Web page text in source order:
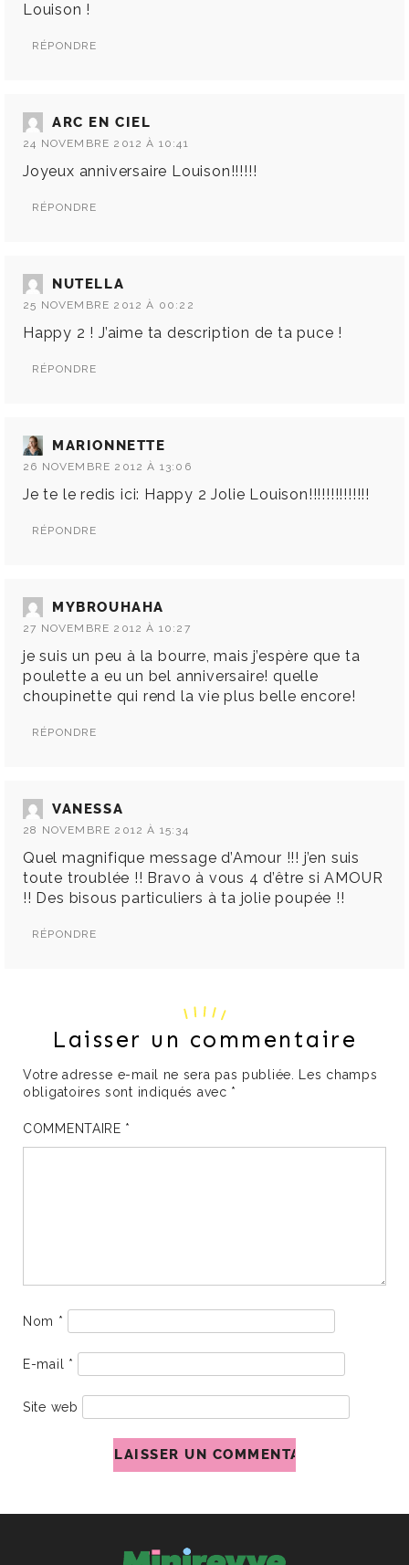
Louison !
RÉPONDRE
ARC EN CIEL
24 NOVEMBRE 2012 À 10:41
Joyeux anniversaire Louison!!!!!!
RÉPONDRE
NUTELLA
25 NOVEMBRE 2012 À 00:22
Happy 2 ! J’aime ta description de ta puce !
RÉPONDRE
MARIONNETTE
26 NOVEMBRE 2012 À 13:06
Je te le redis ici: Happy 2 Jolie Louison!!!!!!!!!!!!!!
RÉPONDRE
MYBROUHAHA
27 NOVEMBRE 2012 À 10:27
je suis un peu à la bourre, mais j’espère que ta
poulette a eu un bel anniversaire! quelle
choupinette qui rend la vie plus belle encore!
RÉPONDRE
VANESSA
28 NOVEMBRE 2012 À 15:34
Quel magnifique message d’Amour !!! j’en suis
toute troublée !! Bravo à vous 4 d’être si AMOUR
!! Des bisous particuliers à ta jolie poupée !!
RÉPONDRE
Laisser un commentaire
Votre adresse e-mail ne sera pas publiée.
Les champs
obligatoires sont indiqués avec *
COMMENTAIRE *
Nom *
E-mail *
Site web